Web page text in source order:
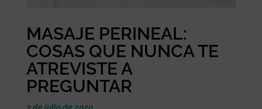
MASAJE PERINEAL:
COSAS QUE NUNCA TE
ATREVISTE A
PREGUNTAR